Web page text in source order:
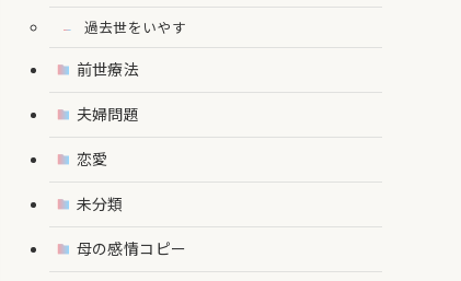
過去世をいやす
前世療法
夫婦問題
恋愛
未分類
母の感情コピー